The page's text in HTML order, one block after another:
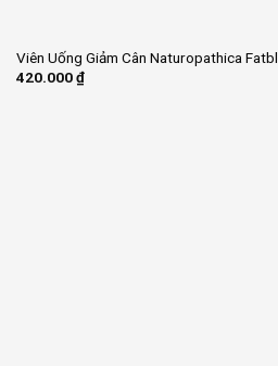
Viên Uống Giảm Cân Naturopathica
420.000₫